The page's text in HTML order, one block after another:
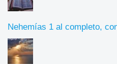
Nehemías 1 al completo,